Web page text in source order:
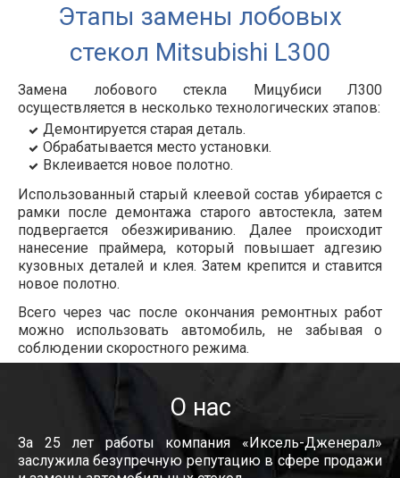
Этапы замены лобовых
стекол Mitsubishi L300
Замена лобового стекла Мицубиси Л300
осуществляется в несколько технологических этапов:
Демонтируется старая деталь.
Обрабатывается место установки.
Вклеивается новое полотно.
Использованный старый клеевой состав убирается с
рамки после демонтажа старого автостекла, затем
подвергается обезжириванию. Далее происходит
нанесение праймера, который повышает адгезию
кузовных деталей и клея. Затем крепится и ставится
новое полотно.
Всего через час после окончания ремонтных работ
можно использовать автомобиль, не забывая о
соблюдении скоростного режима.
О нас
За 25 лет работы компания «Иксель-Дженерал»
заслужила безупречную репутацию в сфере продажи